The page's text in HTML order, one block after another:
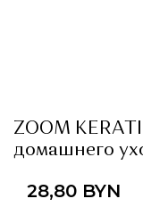
ZOOM
домашнего
28,80 BYN